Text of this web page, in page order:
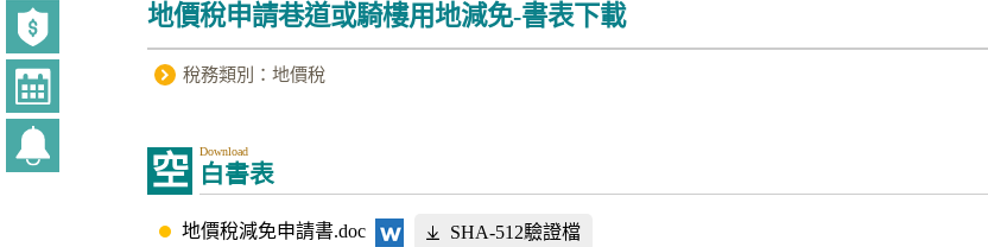
地價稅申請巷道或騎樓用地減免-書表下載
稅務類別：地價稅
空 Download
白書表
地價稅減免申請書.doc SHA-512驗證檔